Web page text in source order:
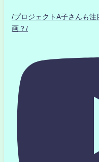
/プロジェクトA子さんも
画？/